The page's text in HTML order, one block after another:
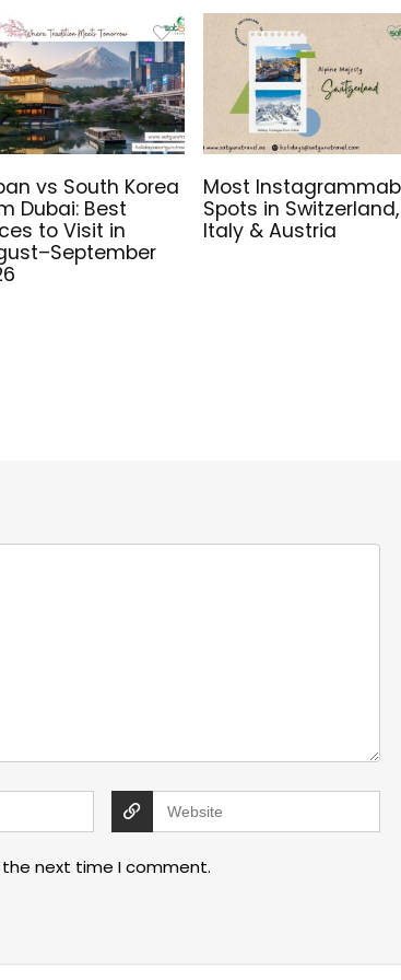
vs South Korea
Dubai: Best
to Visit in
Most
Spots in Switzerland,
Italy & Austria
next time I comment.